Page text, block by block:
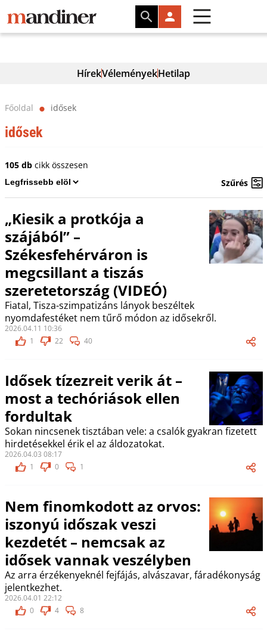
HírekVéleményekHetilap
Főoldal ⬤ idősek
idősek
105 dbcikk összesen
Szűrés
„Kiesik a protkója a
szájából” –
Székesfehérváron is
megcsillant a tiszás
szeretetország (VIDEÓ)
Fiatal, Tisza-szimpatizáns lányok beszéltek
nyomdafestéket nem tűrő módon az idősekről.
2026.04.11 10:36
1
22 40
Idősek tízezreit verik át –
most a techóriások ellen
fordultak
Sokan nincsenek tisztában vele: a csalók gyakran fizetett
hirdetésekkel érik el az áldozatokat.
2026.04.03 08:17
1
0 1
Nem finomkodott az orvos:
iszonyú időszak veszi
kezdetét – nemcsak az
idősek vannak veszélyben
Az arra érzékenyeknél fejfájás, alvászavar, fáradékonyság
jelentkezhet.
2026.04.01 22:12
0
4 8